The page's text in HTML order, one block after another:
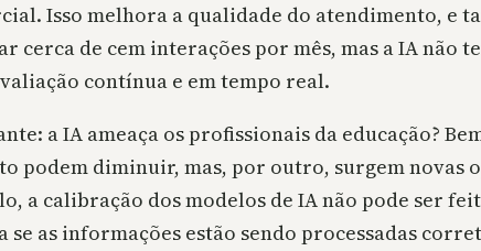
Isso melhora a qualidade do atendimento, e
cerca de cem interações por mês, mas a IA não
contínua e em tempo real.
a IA ameaça os profissionais da educação?
podem diminuir, mas, por outro, surgem novas
a calibração dos modelos de IA não pode ser
as informações estão sendo processadas